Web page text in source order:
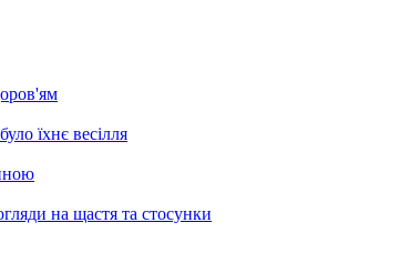
їхнє весілля
на щастя та стосунки